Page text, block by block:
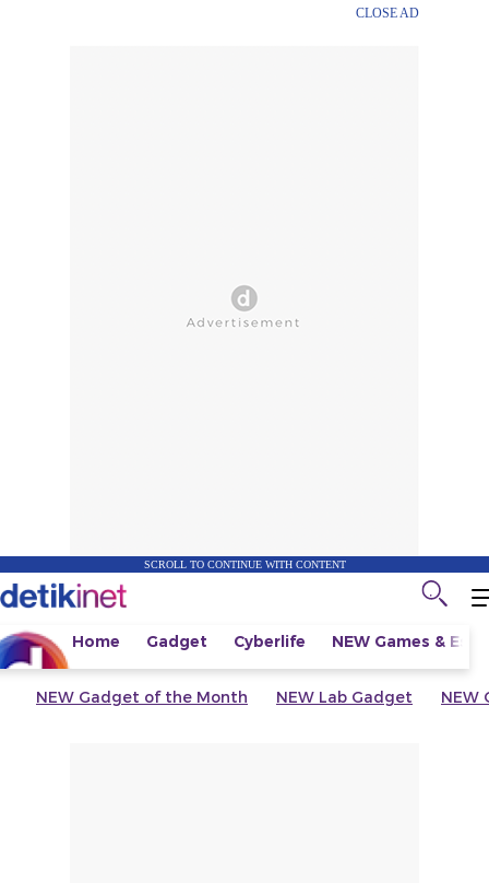
CLOSE AD
SCROLL TO CONTINUE WITH CONTENT
Home Gadget Cyberlife NEW Games &
NEW Gadget of the Month NEW Lab Gadget NEW